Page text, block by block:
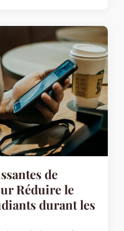
de
Réduire le
durant les